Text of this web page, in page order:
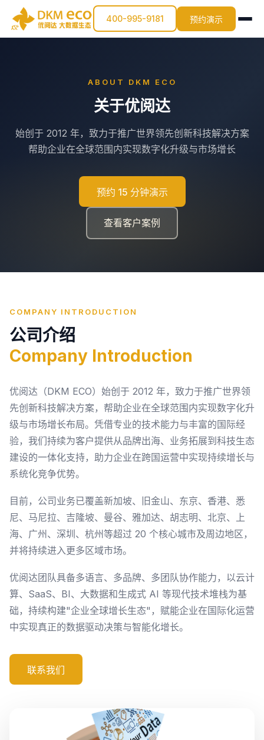
400-995-9181 预约演示
ABOUT DKM ECO
关于优阅达
始创于 2012 年，致力于推广世界领先创新科技解决方案
帮助企业在全球范围内实现数字化升级与市场增长
预约 15 分钟演示
查看客户案例
COMPANY INTRODUCTION
公司介绍
Company Introduction
优阅达（DKM ECO）始创于 2012 年，致力于推广世界领
先创新科技解决方案，帮助企业在全球范围内实现数字化升
级与市场增长布局。凭借专业的技术能力与丰富的国际经
验，我们持续为客户提供从品牌出海、业务拓展到科技生态
建设的一体化支持，助力企业在跨国运营中实现持续增长与
系统化竞争优势。
目前，公司业务已覆盖新加坡、旧金山、东京、香港、悉
尼、马尼拉、吉隆坡、曼谷、雅加达、胡志明、北京、上
海、广州、深圳、杭州等超过 20 个核心城市及周边地区，
并将持续进入更多区域市场。
优阅达团队具备多语言、多品牌、多团队协作能力，以云计
算、SaaS、BI、大数据和生成式 AI 等现代技术堆栈为基
础，持续构建"企业全球增长生态"，赋能企业在国际化运营
中实现真正的数据驱动决策与智能化增长。
联系我们